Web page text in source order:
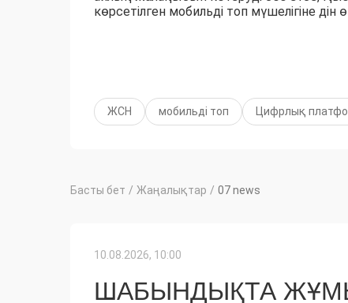
көрсетілген мобильді топ мүшелігіне
ЖСН мобильді топ Цифрлық
Басты бет / Жаңалықтар / 07 news
10.08.2026, 10:00
ШАБЫНДЫҚТА